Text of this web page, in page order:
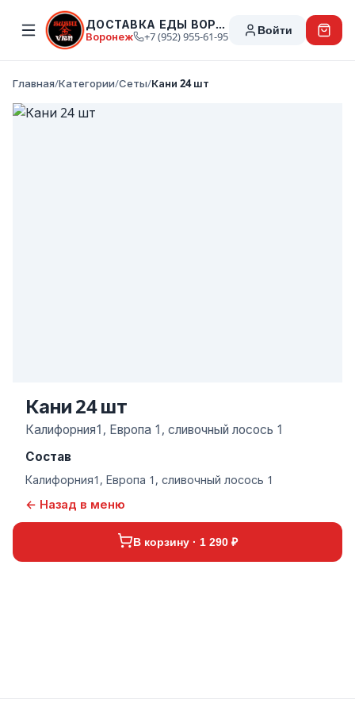
ДОСТАВКА ЕДЫ ВОРОНЕЖ
Воронеж +7 (952) 955-61-95 Войти
Главная/Категории/Сеты/Кани 24 шт
Кани 24 шт
Калифорния1, Европа 1, сливочный лосось 1
Состав
Калифорния1, Европа 1, сливочный лосось 1
← Назад в меню
В корзину · 1 290 ₽